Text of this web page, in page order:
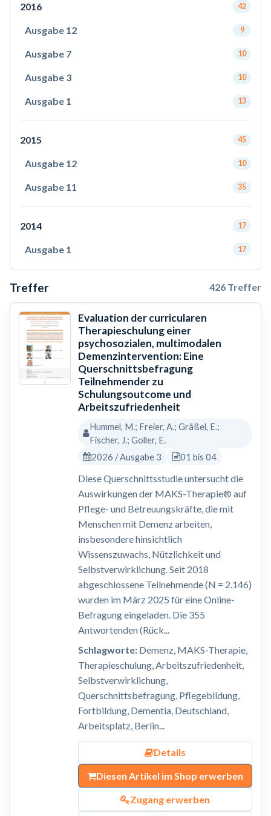
2016 42
Ausgabe 12 9
Ausgabe 7 10
Ausgabe 3 10
Ausgabe 1 13
2015 45
Ausgabe 12 10
Ausgabe 11 35
2014 17
Ausgabe 1 17
Treffer 426 Treffer
Evaluation der curricularen
Therapieschulung einer
psychosozialen, multimodalen
Demenzintervention: Eine
Querschnittsbefragung
Teilnehmender zu
Schulungsoutcome und
Arbeitszufriedenheit
Hummel, M.; Freier, A.; Gräßel, E.;
Fischer, J.; Goller, E.
2026 / Ausgabe 3
01 bis 04
Diese Querschnittsstudie untersucht die
Auswirkungen der MAKS-Therapie® auf
Pflege- und Betreuungskräfte, die mit
Menschen mit Demenz arbeiten,
insbesondere hinsichtlich
Wissenszuwachs, Nützlichkeit und
Selbstverwirklichung. Seit 2018
abgeschlossene Teilnehmende (N = 2.146)
wurden im März 2025 für eine Online-
Befragung eingeladen. Die 355
Antwortenden (Rück...
Schlagworte:Demenz, MAKS-Therapie,
Therapieschulung, Arbeitszufriedenheit,
Selbstverwirklichung,
Querschnittsbefragung, Pflegebildung,
Fortbildung, Dementia, Deutschland,
Arbeitsplatz, Berlin...
Details
Diesen Artikel im Shop erwerben
Zugang erwerben